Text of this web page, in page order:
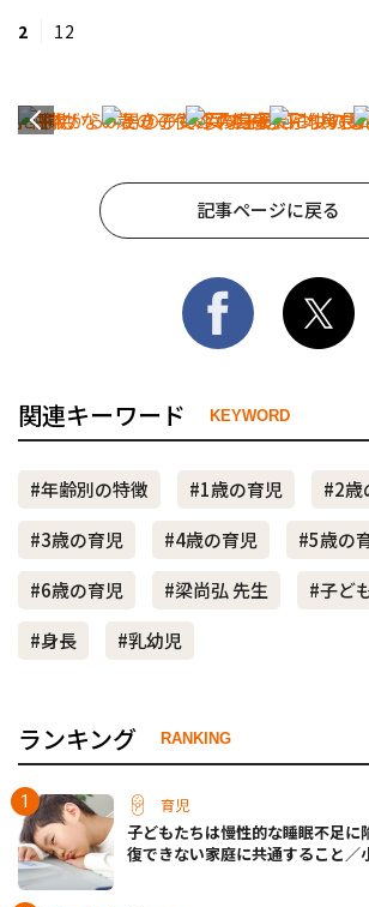
2 12
記事ページに戻る
関連キーワード KEYWORD
#年齢別の特徴 #1歳の育児
#2歳
#3歳の育児
#4歳の育児
#5歳の
#6歳の育児
#梁尚弘 先生
#子ど
#身長
#乳幼児
ランキング RANKING
育児
子どもたちは慢性的な睡眠不足に
復できない家庭に共通すること／